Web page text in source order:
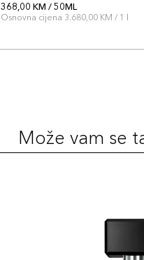
368,00 KM / 50ML
Osnovna cijena 3.680,00 KM / 1 l
Može vam se